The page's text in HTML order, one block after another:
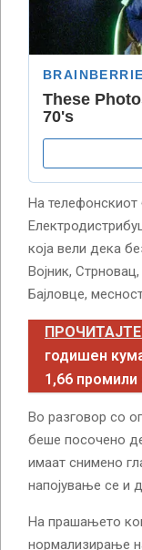
На телефонскиот
која вели дека
Војник,
Бајловце,
ПРОЧИТАЈТЕ
годишен
1,66 промили
Во разговор со
беше посочено
имаат снимено
напојување се и
На прашањето
нормализирање